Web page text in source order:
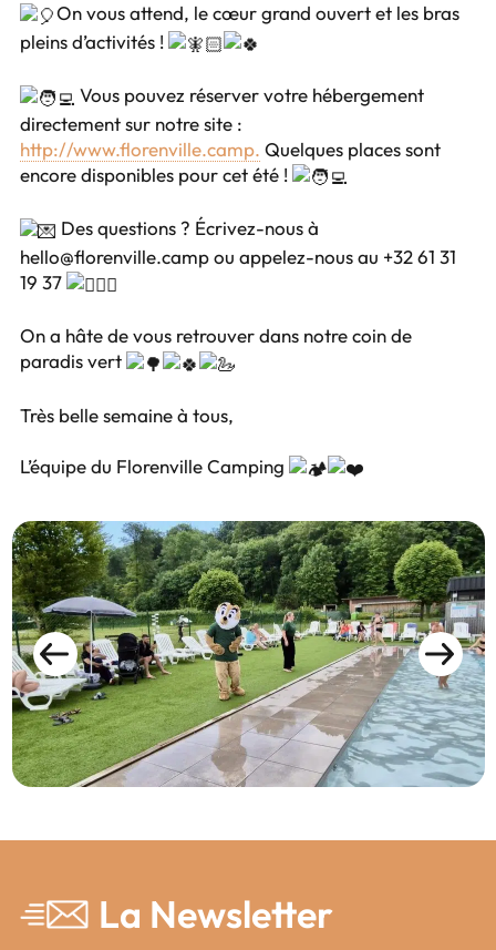
On vous attend, le cœur grand ouvert et les bras
pleins d’activités !
Vous pouvez réserver votre hébergement
directement sur notre site :
http://www.florenville.camp. Quelques places sont
encore disponibles pour cet été !
Des questions ? Écrivez-nous à
hello@florenville.camp ou appelez-nous au +32 61 31
19 37
On a hâte de vous retrouver dans notre coin de
paradis vert
Très belle semaine à tous,
L’équipe du Florenville Camping
La Newsletter